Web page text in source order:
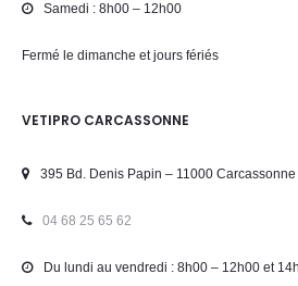
Samedi : 8h00 – 12h00
Fermé le dimanche et jours fériés
VETIPRO CARCASSONNE
395 Bd. Denis Papin – 11000 Carcassonne
04 68 25 65 62
Du lundi au vendredi : 8h00 – 12h00 et